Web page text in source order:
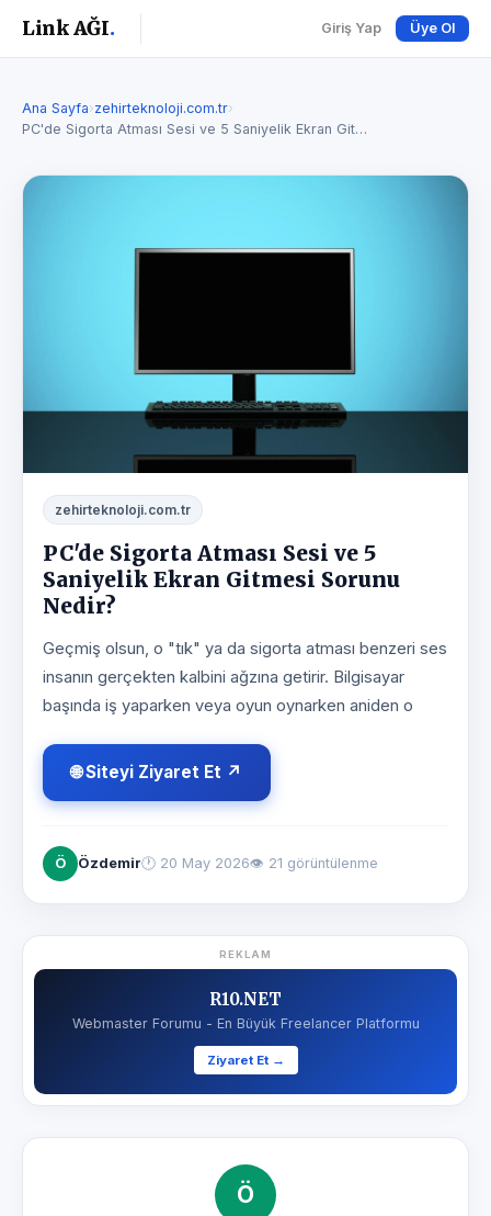
Link AĞI. Giriş Yap Üye Ol
Ana Sayfa›zehirteknoloji.com.tr›
PC'de Sigorta Atması Sesi ve 5 Saniyelik Ekran Git…
zehirteknoloji.com.tr
PC'de Sigorta Atması Sesi ve 5
Saniyelik Ekran Gitmesi Sorunu
Nedir?
Geçmiş olsun, o "tık" ya da sigorta atması benzeri ses
insanın gerçekten kalbini ağzına getirir. Bilgisayar
başında iş yaparken veya oyun oynarken aniden o
🌐 Siteyi Ziyaret Et ↗
Ö Özdemir🕐 20 May 2026👁 21 görüntülenme
REKLAM
R10.NET
Webmaster Forumu - En Büyük Freelancer Platformu
Ziyaret Et →
Ö